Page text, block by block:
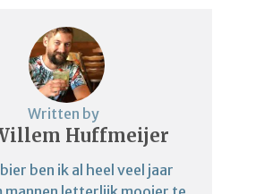
Written by
Huffmeijer
ben ik al heel veel jaar